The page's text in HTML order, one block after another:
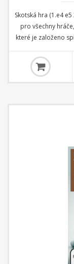
Skotská hra (1.e4
pro všechny
které je založeno
použil v zápase o
1990, a od té
době lze
a Ian